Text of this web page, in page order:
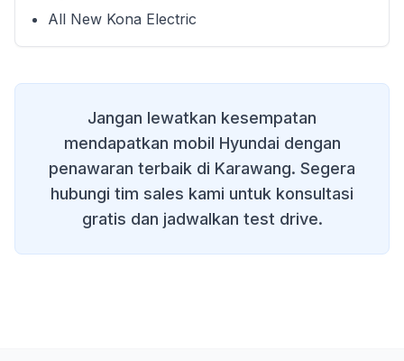
All New Kona Electric
Jangan lewatkan kesempatan
mendapatkan mobil Hyundai dengan
penawaran terbaik di Karawang. Segera
hubungi tim sales kami untuk konsultasi
gratis dan jadwalkan test drive.